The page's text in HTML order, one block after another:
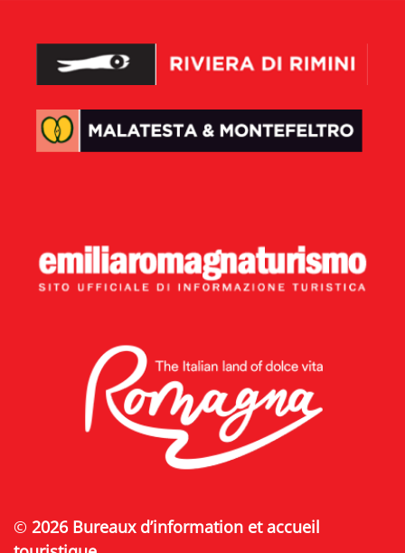
© 2026 Bureaux d’information et accueil